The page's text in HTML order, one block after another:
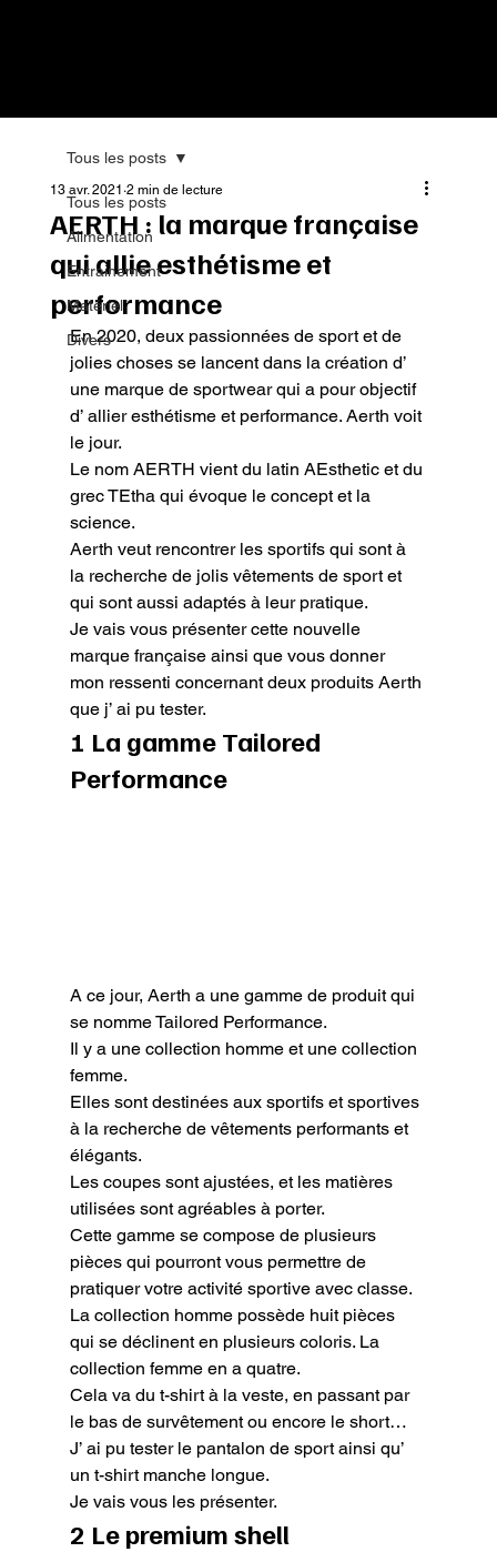
Tous les posts
Alimentation
Entrainement
Matériel
Divers
Tous les posts
AERTH : la marque française
qui allie esthétisme et
performance
13 avr. 2021 2 min de lecture
En 2020, deux passionnées de sport et de
jolies choses se lancent dans la création d’
une marque de sportwear qui a pour objectif
d’ allier esthétisme et performance. Aerth voit
le jour.
Le nom AERTH vient du latin AEsthetic et du
grec TEtha qui évoque le concept et la
science.
Aerth veut rencontrer les sportifs qui sont à
la recherche de jolis vêtements de sport et
qui sont aussi adaptés à leur pratique.
Je vais vous présenter cette nouvelle
marque française ainsi que vous donner
mon ressenti concernant deux produits Aerth
que j’ ai pu tester.
1 La gamme Tailored
Performance
A ce jour, Aerth a une gamme de produit qui
se nomme Tailored Performance.
Il y a une collection homme et une collection
femme.
Elles sont destinées aux sportifs et sportives
à la recherche de vêtements performants et
élégants.
Les coupes sont ajustées, et les matières
utilisées sont agréables à porter.
Cette gamme se compose de plusieurs
pièces qui pourront vous permettre de
pratiquer votre activité sportive avec classe.
La collection homme possède huit pièces
qui se déclinent en plusieurs coloris. La
collection femme en a quatre.
Cela va du t-shirt à la veste, en passant par
le bas de survêtement ou encore le short…
J’ ai pu tester le pantalon de sport ainsi qu’
un t-shirt manche longue.
Je vais vous les présenter.
2 Le premium shell